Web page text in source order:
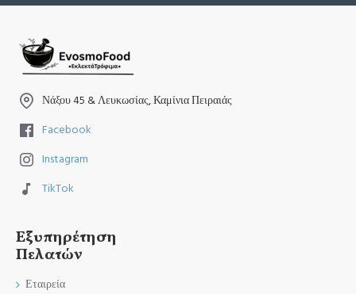
Νάξου 45 & Λευκωσίας, Καμίνια Πειραιάς
Facebook
Instagram
TikTok
Εξυπηρέτηση
Πελατών
Εταιρεία